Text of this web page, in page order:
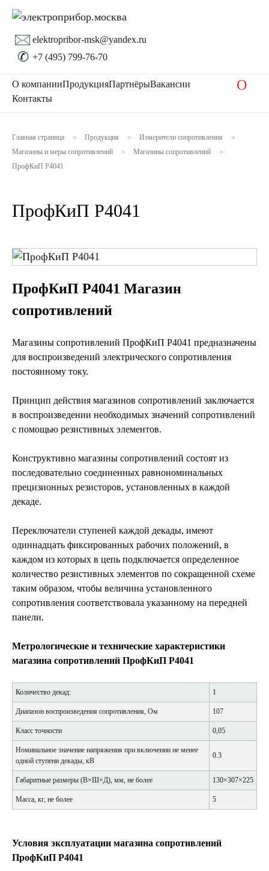
🖂 elektropribor-msk@yandex.ru
✆ +7 (495) 799-76-70
О компанииПродукцияПартнёрыВакансии
Контакты
O
Главная страница > Продукция > Измерители сопротивления >
Магазины и меры сопротивлений > Магазины сопротивлений >
ПрофКиП Р4041
ПрофКиП Р4041
ПрофКиП Р4041 Магазин
сопротивлений
Магазины сопротивлений ПрофКиП Р4041 предназначены
для воспроизведений электрического сопротивления
постоянному току.
Принцип действия магазинов сопротивлений заключается
в воспроизведении необходимых значений сопротивлений
с помощью резистивных элементов.
Конструктивно магазины сопротивлений состоят из
последовательно соединенных равнономинальных
прецизионных резисторов, установленных в каждой
декаде.
Переключатели ступеней каждой декады, имеют
одиннадцать фиксированных рабочих положений, в
каждом из которых в цепь подключается определенное
количество резистивных элементов по сокращенной схеме
таким образом, чтобы величина установленного
сопротивления соответствовала указанному на передней
панели.
Метрологические и технические характеристики
магазина сопротивлений ПрофКиП Р4041
Количество декад: 1
Диапазон воспроизведения сопротивления, Ом 107
Класс точности 0,05
Номинальное значение напряжения при включении не менее
одной ступени декады, кВ
0.3
Габаритные размеры (В×Ш×Д), мм, не более 130×307×225
Масса, кг, не более 5
Условия эксплуатации магазина сопротивлений
ПрофКиП Р4041